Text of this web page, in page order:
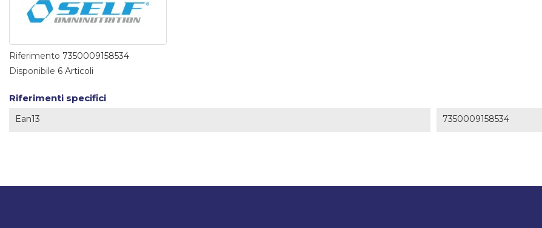
Riferimento 7350009158534
Disponibile 6 Articoli
Riferimenti specifici
Ean13 7350009158534